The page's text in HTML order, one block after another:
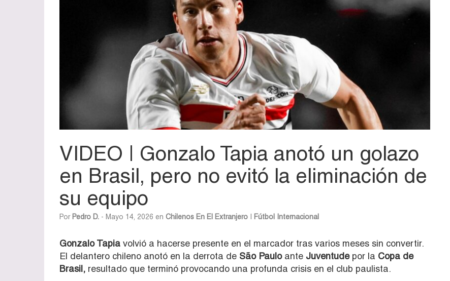
VIDEO | Gonzalo Tapia anotó un golazo
en Brasil, pero no evitó la eliminación de
su equipo
Por Pedro D. - Mayo 14, 2026 en Chilenos En El Extranjero Fútbol Internacional
Gonzalo Tapia volvió a hacerse presente en el marcador tras varios meses sin convertir.
El delantero chileno anotó en la derrota de São Pauloante Juventudepor la Copa de
Brasil, resultado que terminó provocando una profunda crisis en el club paulista.